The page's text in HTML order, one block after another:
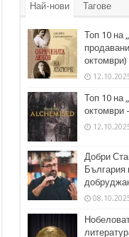
Най-нови Тагове
Топ 10 на
октомври)
Топ 10 на
октомври
Добри
България